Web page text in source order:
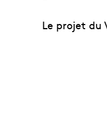
Le projet du